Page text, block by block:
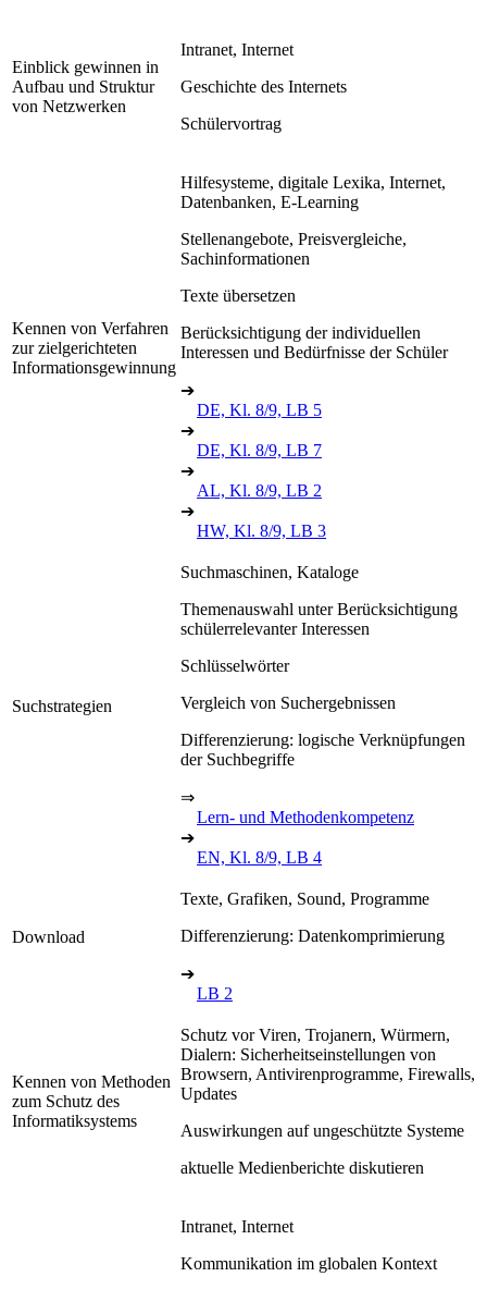
Einblick gewinnen in
Aufbau und Struktur
von Netzwerken
Intranet, Internet
Geschichte des Internets
Schülervortrag
Kennen von Verfahren
zur zielgerichteten
Informationsgewinnung
Hilfesysteme, digitale Lexika, Internet,
Datenbanken, E-Learning
Stellenangebote, Preisvergleiche,
Sachinformationen
Texte übersetzen
Berücksichtigung der individuellen
Interessen und Bedürfnisse der Schüler
➔
DE, Kl. 8/9, LB 5
➔
DE, Kl. 8/9, LB 7
➔
AL, Kl. 8/9, LB 2
➔
HW, Kl. 8/9, LB 3
Suchstrategien
Suchmaschinen, Kataloge
Themenauswahl unter Berücksichtigung
schülerrelevanter Interessen
Schlüsselwörter
Vergleich von Suchergebnissen
Differenzierung: logische Verknüpfungen
der Suchbegriffe
⇒
Lern- und Methodenkompetenz
➔
EN, Kl. 8/9, LB 4
Download
Texte, Grafiken, Sound, Programme
Differenzierung: Datenkomprimierung
➔
LB 2
Kennen von Methoden
zum Schutz des
Informatiksystems
Schutz vor Viren, Trojanern, Würmern,
Dialern: Sicherheitseinstellungen von
Browsern, Antivirenprogramme, Firewalls,
Updates
Auswirkungen auf ungeschützte Systeme
aktuelle Medienberichte diskutieren
Intranet, Internet
Kommunikation im globalen Kontext